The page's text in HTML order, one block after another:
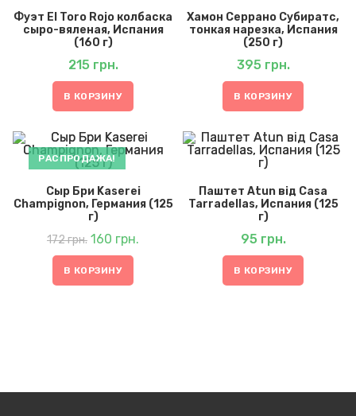
Фуэт El Toro Rojo колбаска
сыро-вяленая, Испания
(160 г)
215 грн.
В КОРЗИНУ
Хамон Серрано Субиратс,
тонкая нарезка, Испания
(250 г)
395 грн.
В КОРЗИНУ
РАСПРОДАЖА!
Сыр Бри Kaserei
Champignon, Германия (125
г)
172грн. Первоначальная
цена
составляла
172 грн..
160 грн.
В КОРЗИНУ
Паштет Atun від Casa
Tarradellas, Испания (125
г)
95 грн.
В КОРЗИНУ